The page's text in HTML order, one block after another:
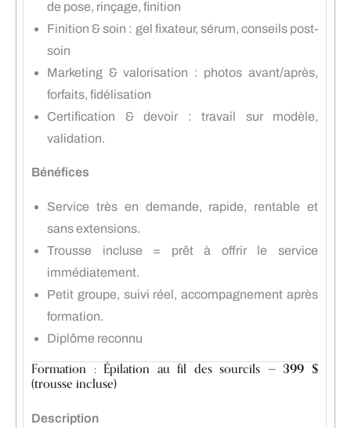
de pose, rinçage, finition
Finition & soin : gel fixateur, sérum, conseils post-
soin
Marketing & valorisation : photos avant/après,
forfaits, fidélisation
Certification & devoir : travail sur modèle,
validation.
Bénéfices
Service très en demande, rapide, rentable et
sans extensions.
Trousse incluse = prêt à offrir le service
immédiatement.
Petit groupe, suivi réel, accompagnement après
formation.
Diplôme reconnu
Formation : Épilation au fil des sourcils —399 $
(trousse incluse)
Description